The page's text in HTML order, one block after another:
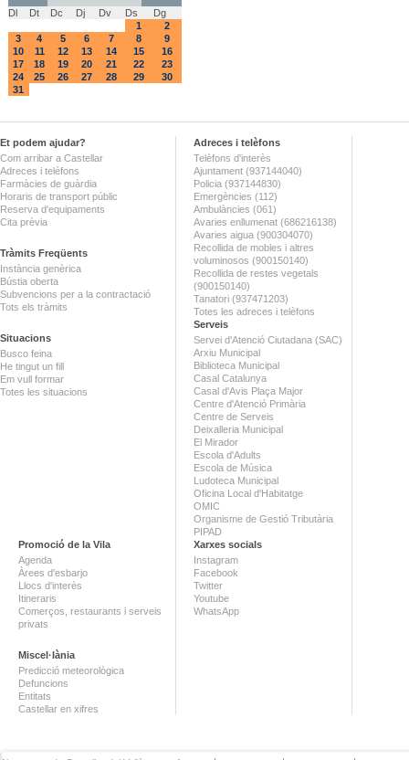
Dl
Dt Dc Dj Dv Ds
Dg
1
2
3
4 5 6 7 8
9
10
11 12 13 14 15
16
17
18 19 20 21 22
23
24
25 26 27 28 29
30
31
Et podem ajudar?
Com arribar a Castellar
Adreces i telèfons
Farmàcies de guàrdia
Horaris de transport públic
Reserva d'equipaments
Cita prèvia
Tràmits Freqüents
Instància genèrica
Bústia oberta
Subvencions per a la contractació
Tots els tràmits
Situacions
Busco feina
He tingut un fill
Em vull formar
Totes les situacions
Adreces i telèfons
Telèfons d'interès
Ajuntament (937144040)
Policia (937144830)
Emergències (112)
Ambulàncies (061)
Avaries enllumenat (686216138)
Avaries aigua (900304070)
Recollida de mobles i altres
voluminosos (900150140)
Recollida de restes vegetals
(900150140)
Tanatori (937471203)
Totes les adreces i telèfons
Serveis
Servei d'Atenció Ciutadana (SAC)
Arxiu Municipal
Biblioteca Municipal
Casal Catalunya
Casal d'Avis Plaça Major
Centre d'Atenció Primària
Centre de Serveis
Deixalleria Municipal
El Mirador
Escola d'Adults
Escola de Música
Ludoteca Municipal
Oficina Local d'Habitatge
OMIC
Organisme de Gestió Tributària
PIPAD
Promoció de la Vila
Agenda
Àrees d'esbarjo
Llocs d'interès
Itineraris
Comerços, restaurants i serveis
privats
Miscel·lània
Predicció meteorològica
Defuncions
Entitats
Castellar en xifres
Xarxes socials
Instagram
Facebook
Twitter
Youtube
WhatsApp